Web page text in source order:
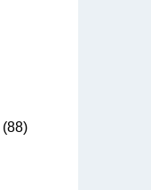
(88)